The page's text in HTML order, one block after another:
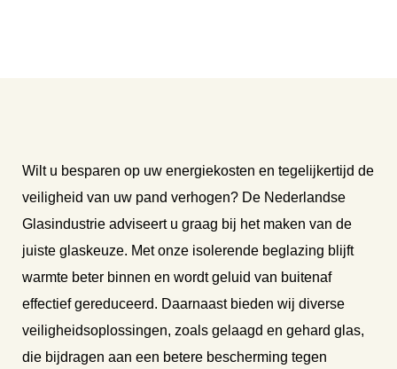
Wilt u besparen op uw energiekosten en tegelijkertijd de
veiligheid van uw pand verhogen? De Nederlandse
Glasindustrie adviseert u graag bij het maken van de
juiste glaskeuze. Met onze isolerende beglazing blijft
warmte beter binnen en wordt geluid van buitenaf
effectief gereduceerd. Daarnaast bieden wij diverse
veiligheidsoplossingen, zoals gelaagd en gehard glas,
die bijdragen aan een betere bescherming tegen